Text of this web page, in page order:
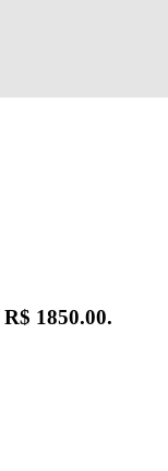
R$ 1850.00.